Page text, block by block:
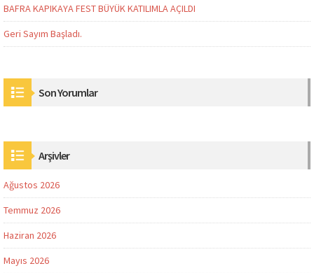
BAFRA KAPIKAYA FEST BÜYÜK KATILIMLA AÇILDI
Geri Sayım Başladı.
Son Yorumlar
Arşivler
Ağustos 2026
Temmuz 2026
Haziran 2026
Mayıs 2026